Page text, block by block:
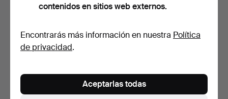
PORTABOTELLAS ART
NOUVEAU, COBRE, HACIA
MENDELSSOHN. (1886-
contenidos en sitios web externos.
Encontrarás más información en nuestra Política
de privacidad.
Aceptarlas todas